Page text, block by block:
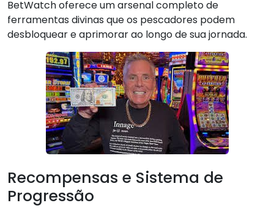
BetWatch oferece um arsenal completo de
ferramentas divinas que os pescadores podem
desbloquear e aprimorar ao longo de sua jornada.
Recompensas e Sistema de
Progressão